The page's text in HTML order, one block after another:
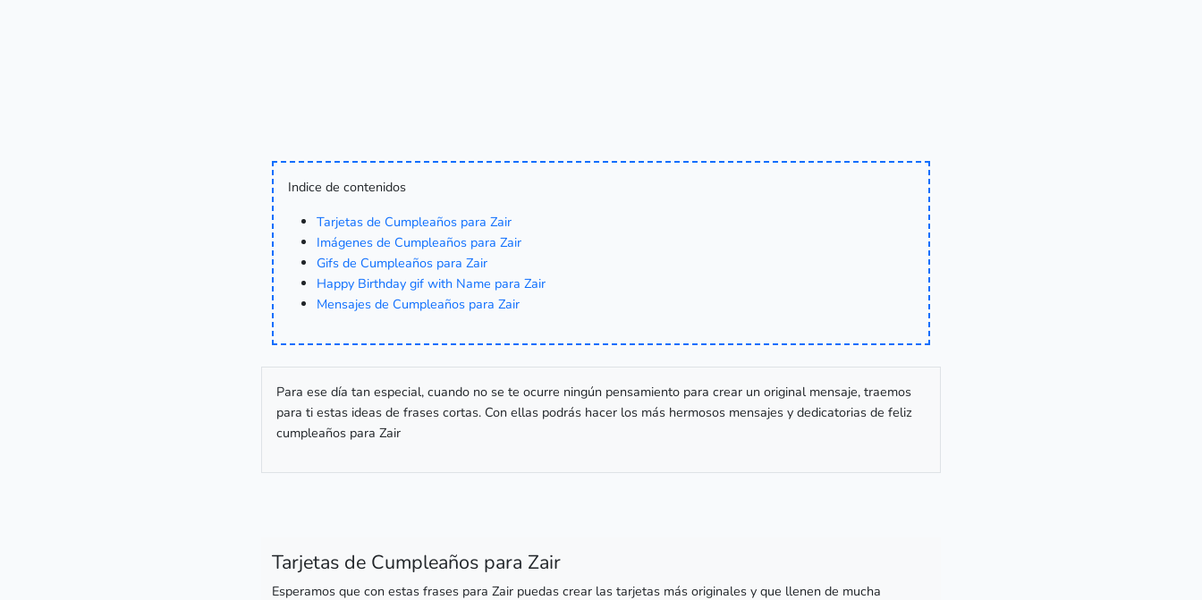
Indice de contenidos
Tarjetas de Cumpleaños para Zair
Imágenes de Cumpleaños para Zair
Gifs de Cumpleaños para Zair
Happy Birthday gif with Name para Zair
Mensajes de Cumpleaños para Zair
Para ese día tan especial, cuando no se te ocurre ningún pensamiento para crear un original mensaje, traemos
para ti estas ideas de frases cortas. Con ellas podrás hacer los más hermosos mensajes y dedicatorias de feliz
cumpleaños para Zair
Tarjetas de Cumpleaños para Zair
Esperamos que con estas frases para Zair puedas crear las tarjetas más originales y que llenen de mucha